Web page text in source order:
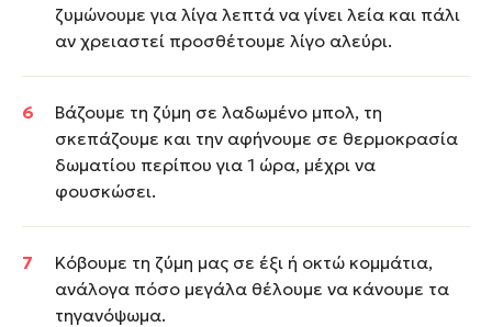
ζυμώνουμε για λίγα λεπτά να γίνει λεία και πάλι
αν χρειαστεί προσθέτουμε λίγο αλεύρι.
Βάζουμε τη ζύμη σε λαδωμένο μπολ, τη
σκεπάζουμε και την αφήνουμε σε θερμοκρασία
δωματίου περίπου για 1 ώρα, μέχρι να
φουσκώσει.
Κόβουμε τη ζύμη μας σε έξι ή οκτώ κομμάτια,
ανάλογα πόσο μεγάλα θέλουμε να κάνουμε τα
τηγανόψωμα.